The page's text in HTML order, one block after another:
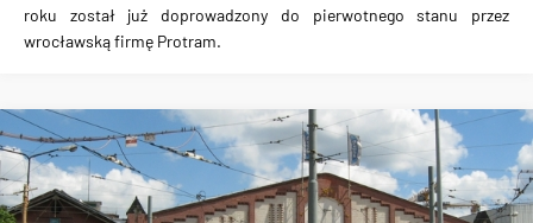
roku został już doprowadzony do pierwotnego stanu przez
wrocławskąfirmę Protram.